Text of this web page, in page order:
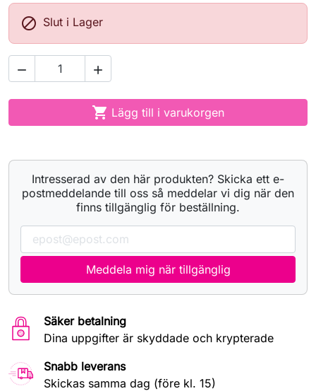
 Slut i Lager
 
 Lägg till i varukorgen
Intresserad av den här produkten? Skicka ett e-
postmeddelande till oss så meddelar vi dig när den
finns tillgänglig för beställning.
Meddela mig när tillgänglig
Säker betalning
Dina uppgifter är skyddade och krypterade
Snabb leverans
Skickas samma dag (före kl. 15)